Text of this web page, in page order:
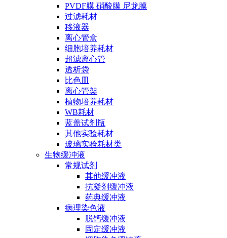
PVDF膜 硝酸膜 尼龙膜
过滤耗材
移液器
离心管盒
细胞培养耗材
超滤离心管
透析袋
比色皿
离心管架
植物培养耗材
WB耗材
蓝盖试剂瓶
其他实验耗材
玻璃实验耗材类
生物缓冲液
常规试剂
其他缓冲液
抗凝剂缓冲液
药典缓冲液
病理染色液
脱钙缓冲液
固定缓冲液